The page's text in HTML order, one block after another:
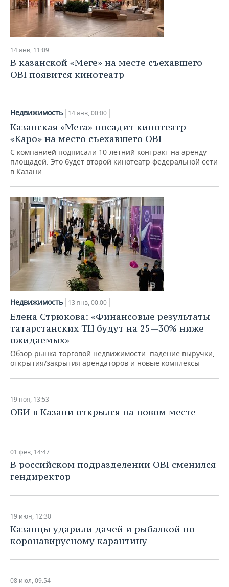
14 янв, 11:09
В казанской «Меге» на месте съехавшего
OBI появится кинотеатр
Недвижимость 14 янв, 00:00
Казанская «Мега» посадит кинотеатр
«Каро» на место съехавшего OBI
С компанией подписали 10-летний контракт на аренду
площадей. Это будет второй кинотеатр федеральной сети
в Казани
Недвижимость 13 янв, 00:00
Елена Стрюкова: «Финансовые результаты
татарстанских ТЦ будут на 25—30% ниже
ожидаемых»
Обзор рынка торговой недвижимости: падение выручки,
открытия/закрытия арендаторов и новые комплексы
19 ноя, 13:53
ОБИ в Казани открылся на новом месте
01 фев, 14:47
В российском подразделении OBI сменился
гендиректор
19 июн, 12:30
Казанцы ударили дачей и рыбалкой по
коронавирусному карантину
08 июл, 09:54